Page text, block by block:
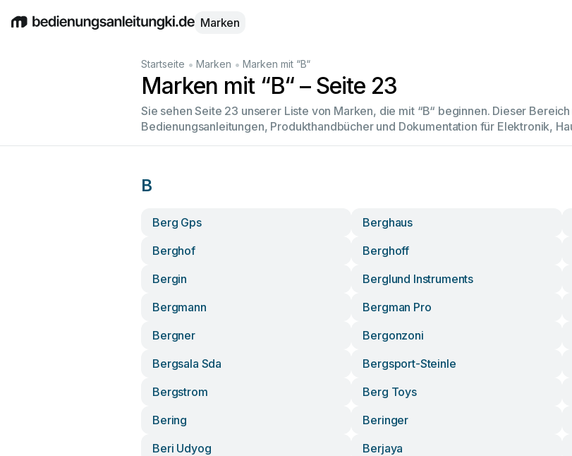
EnglishDeutschEspañolItalianoFrançais
Marken
Startseite • Marken • Marken mit “B“
Marken mit “B“ – Seite 23
Sie sehen Seite 23 unserer Liste von Marken, die mit “B“ beginnen. Dieser
Bedienungsanleitungen, Produkthandbücher und Dokumentation für Elektronik,
B
Berg Gps Berghaus
Berghof
Berghoff
Bergin
Berglund Instruments
Bergmann
Bergman Pro
Bergner
Bergonzoni
Bergsala Sda
Bergsport-Steinle
Bergstrom
Berg Toys
Bering
Beringer
Beri Udyog
Berjaya